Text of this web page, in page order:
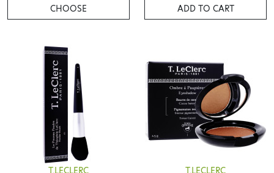
CHOOSE ADD TO CART